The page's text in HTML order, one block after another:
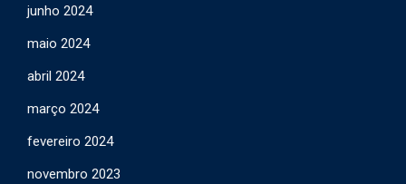
junho 2024
maio 2024
abril 2024
março 2024
fevereiro 2024
novembro 2023